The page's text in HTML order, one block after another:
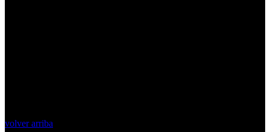
volver arriba